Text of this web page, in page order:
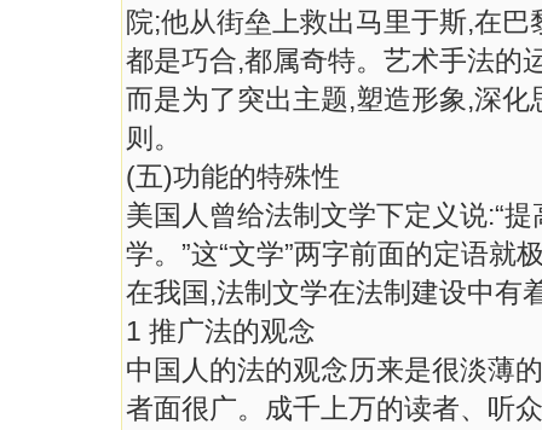
院;他从街垒上救出马里于斯,在
都是巧合,都属奇特。艺术手法的
而是为了突出主题,塑造形象,深
则。
(五)功能的特殊性
美国人曾给法制文学下定义说:“
学。”这“文学”两字前面的定语就
在我国,法制文学在法制建设中有
1 推广法的观念
中国人的法的观念历来是很淡薄
者面很广。成千上万的读者、听